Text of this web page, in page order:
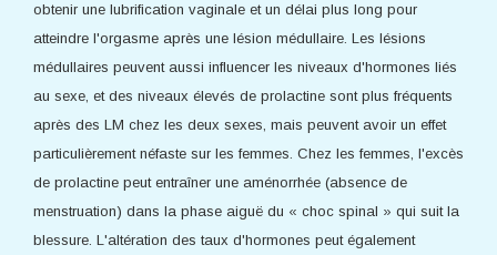
obtenir une lubrification vaginale et un délai plus long pour
atteindre l'orgasme après une lésion médullaire. Les lésions
médullaires peuvent aussi influencer les niveaux d'hormones liés
au sexe, et des niveaux élevés de prolactine sont plus fréquents
après des LM chez les deux sexes, mais peuvent avoir un effet
particulièrement néfaste sur les femmes. Chez les femmes, l'excès
de prolactine peut entraîner une aménorrhée (absence de
menstruation) dans la phase aiguë du « choc spinal » qui suit la
blessure. L'altération des taux d'hormones peut également